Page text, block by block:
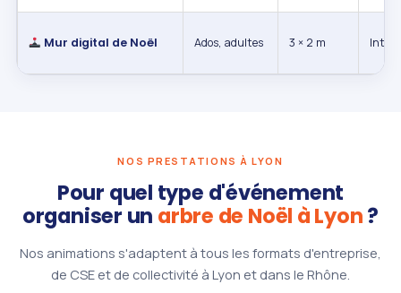
Mur digital de Noël Ados, adultes 3 × 2 m
NOS PRESTATIONS À LYON
Pour quel type d'événement
organiser un arbre de Noël à Lyon?
Nos animations s'adaptent à tous les formats d'entreprise,
de CSE et de collectivité à Lyon et dans le Rhône.